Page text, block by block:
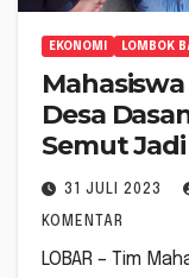
EKONOMI LOMBOK
Desa
Semut
Berkhasiat
Produk
31 JULI 2023
KOMENTAR
LOBAR – Tim